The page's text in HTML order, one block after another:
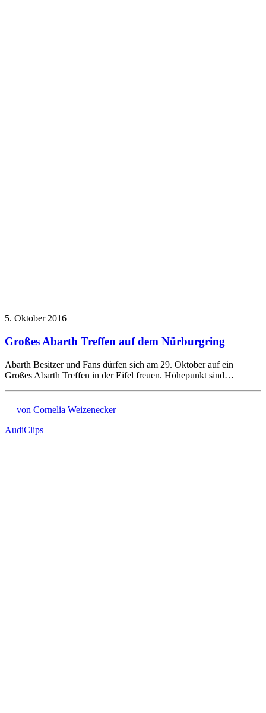
5. Oktober 2016
Großes Abarth Treffen auf dem Nürburgring
Abarth Besitzer und Fans dürfen sich am 29. Oktober auf ein
Großes Abarth Treffen in der Eifel freuen. Höhepunkt sind…
von Cornelia Weizenecker
AudiClips